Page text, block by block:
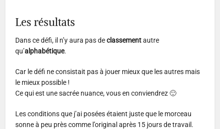
Les résultats
Dans ce défi, il n’y aura pas declassementautre
qu’alphabétique.
Car le défi ne consistait pas à jouer mieux que les autres mais
le mieux possible !
Ce qui est une sacrée nuance, vous en conviendrez 🙂
Les conditions que j’ai posées étaient juste que le morceau
sonne à peu près comme l’original après 15 jours de travail.